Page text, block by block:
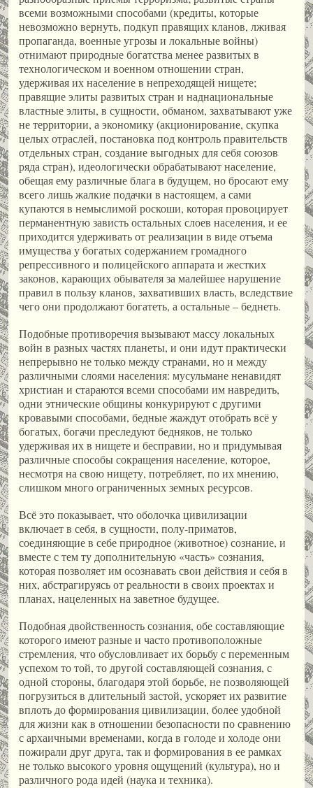
всеми возможными способами (кредиты, которые
невозможно вернуть, подкуп правящих кланов, лживая
пропаганда, военные угрозы и локальные войны)
отнимают природные богатства менее развитых в
технологическом и военном отношении стран,
удерживая их население в непреходящей нищете;
правящие элиты развитых стран и наднациональные
властные элиты, в сущности, обманом, захватывают уже
не территории, а экономику (акционирование, скупка
целых отраслей, постановка под контроль правительств
отдельных стран, создание выгодных для себя союзов
ряда стран), идеологически обрабатывают население,
обещая ему различные блага в будущем, но бросают ему
всего лишь жалкие подачки в настоящем, а сами
купаются в немыслимой роскоши, которая провоцирует
перманентную зависть остальных слоев населения, и ее
приходится удерживать от реализации в виде отъема
имущества у богатых содержанием громадного
репрессивного и полицейского аппарата и жестких
законов, карающих обывателя за малейшее нарушение
правил в пользу кланов, захвативших власть, вследствие
чего они продолжают богатеть, а остальные – беднеть.
Подобные противоречия вызывают массу локальных
войн в разных частях планеты, и они идут практически
непрерывно не только между странами, но и между
различными слоями населения: мусульмане ненавидят
христиан и стараются всеми способами им навредить,
одни этнические общины конкурируют с другими
кровавыми способами, бедные жаждут отобрать всё у
богатых, богачи преследуют бедняков, не только
удерживая их в нищете и бесправии, но и придумывая
различные способы сокращения население, которое,
несмотря на свою нищету, потребляет, по их мнению,
слишком много ограниченных земных ресурсов.
Всё это показывает, что оболочка цивилизации
включает в себя, в сущности, полу-приматов,
соединяющие в себе природное (животное) сознание, и
вместе с тем ту дополнительную «часть» сознания,
которая позволяет им осознавать свои действия и себя в
них, абстрагируясь от реальности в своих проектах и
планах, нацеленных на заветное будущее.
Подобная двойственность сознания, обе составляющие
которого имеют разные и часто противоположные
стремления, что обусловливает их борьбу с переменным
успехом то той, то другой составляющей сознания, с
одной стороны, благодаря этой борьбе, не позволяющей
погрузиться в длительный застой, ускоряет их развитие
вплоть до формирования цивилизации, более удобной
для жизни как в отношении безопасности по сравнению
с архаичными временами, когда в голоде и холоде они
пожирали друг друга, так и формирования в ее рамках
не только высокого уровня ощущений (культура), но и
различного рода идей (наука и техника).